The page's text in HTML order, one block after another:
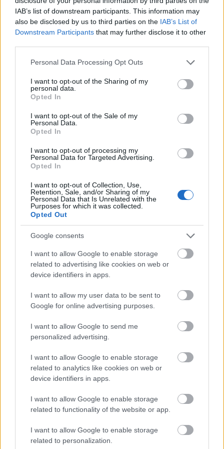
IAB’s list of downstream participants. This information may
also be disclosed by us to third parties on the IAB’s List of
Downstream Participants that may further disclose it to other
Please note that this website/app uses one or more Google
not limited to your visit or usage behaviour. You may click to
grant or deny consent to Google and its third-party tags to
use your data for below specified purposes in below Google
consent section.
Personal Data Processing Opt Outs
I want to opt-out of the Sharing of my
personal data.
Opted In
I want to opt-out of the Sale of my
Personal Data.
Opted In
I want to opt-out of processing my
Personal Data for Targeted Advertising.
Opted In
I want to opt-out of Collection, Use,
Retention, Sale, and/or Sharing of my
Personal Data that Is Unrelated with the
Purposes for which it was collected.
Opted Out
Google consents
I want to allow Google to enable storage
related to advertising like cookies on web or
device identifiers in apps.
I want to allow my user data to be sent to
Google for online advertising purposes.
I want to allow Google to send me
personalized advertising.
I want to allow Google to enable storage
related to analytics like cookies on web or
device identifiers in apps.
I want to allow Google to enable storage
related to functionality of the website or app.
I want to allow Google to enable storage
related to personalization.
Németországban, Ausztriában, Svájcban,
Csehországban, Szlovákiában, Magyarországon és
Lengyelországban működő utazási társaság, az Invia
cégcsoport részvényeinek megvásárlásáról.
szerez az Invia Group SE-ben közel 240 millió eurós
vételárért. A részvényeket meglévő részvényesektől, a
egy európai befektetési csoporttól vásárolja meg. Az
akvizíció lezárásának várható idejét egyelőre nem
közölték, mivel ez számos előfeltételtől függ, egyebek
között hatósági és tőzsdei engedélyektől. Az egyesülés
eredményeként a WP Holding Európa egyik legnagyobb
utazási vállalatát hozza létre, amely az Invia cégcsoport,
Szallas Group és a Wakacje.pl. eszközeit foglalja
magában.
platformokat működtet a DACH (Németország, Ausztria,
Svájc) régióban (Ab-in-den-Urlaub.de), Lengyelországban
(Travelplanet.pl), Csehországban (Invia.cz), Szlovákiában
(Invia.sk) és Magyarországon (Invia.hu).
Németországban (Fluege.de) egy repülőjáratokat kínáló
online utazási irodát is üzemeltet.
Az elmúlt évben több mint 2 millió ügyfél utazott az Invia
közreműködésével nyaralni. A 2024 szeptemberével
végződő 12 hónapos időszakban a vállalat 183 millió
A közlemény szerint a tulajdonosváltás az Invia előtt új
növekedési kilátásokat nyit meg, a tranzakció